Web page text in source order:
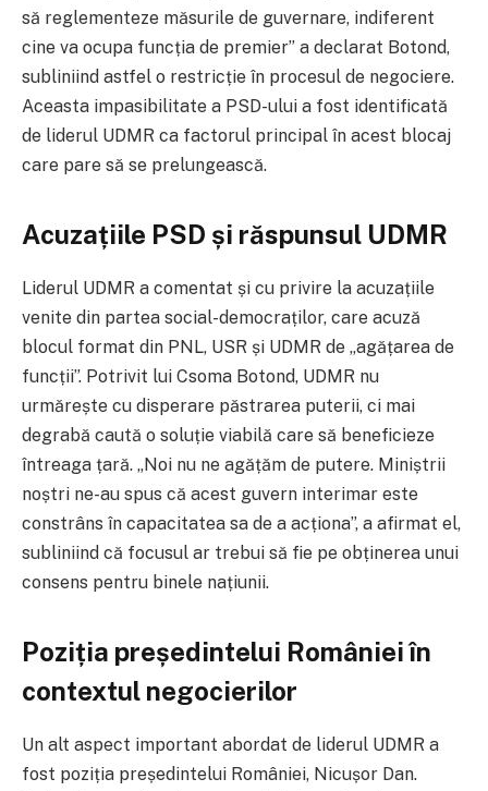
să reglementeze măsurile de guvernare, indiferent
cine va ocupa funcția de premier” a declarat Botond,
subliniind astfel o restricție în procesul de negociere.
Aceasta impasibilitate a PSD-ului a fost identificată
de liderul UDMR ca factorul principal în acest blocaj
care pare să se prelungească.
Acuzațiile PSD și răspunsul UDMR
Liderul UDMR a comentat și cu privire la acuzațiile
venite din partea social-democraților, care acuză
blocul format din PNL, USR și UDMR de „agățarea de
funcții”. Potrivit lui Csoma Botond, UDMR nu
urmărește cu disperare păstrarea puterii, ci mai
degrabă caută o soluție viabilă care să beneficieze
întreaga țară. „Noi nu ne agățăm de putere. Miniștrii
noștri ne-au spus că acest guvern interimar este
constrâns în capacitatea sa de a acționa”, a afirmat el,
subliniind că focusul ar trebui să fie pe obținerea unui
consens pentru binele națiunii.
Poziția președintelui României în
contextul negocierilor
Un alt aspect important abordat de liderul UDMR a
fost poziția președintelui României, Nicușor Dan.